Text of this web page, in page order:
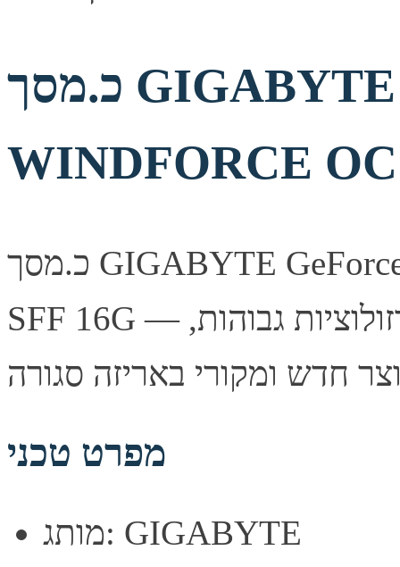
כ.מסך GIGABYTE GeForce RTX 5080
WINDFORCE
כ.מסך GIGABYTE GeForce RTX 5080 WINDFORCE OC
SFF 16G — כרטיס מסך עוצמתי לגיימינג ברזולוציות גבוהות,
מפרט טכני
מותג: GIGABYTE